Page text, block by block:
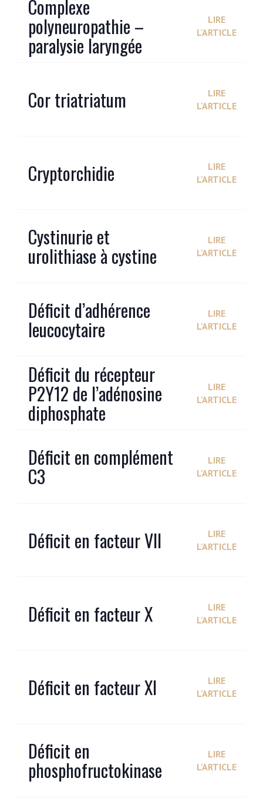
Complexe
polyneuropathie –
paralysie laryngée
LIRE
L'ARTICLE
Cor triatriatum
LIRE
L'ARTICLE
Cryptorchidie
LIRE
L'ARTICLE
Cystinurie et
urolithiase à cystine
LIRE
L'ARTICLE
Déficit d’adhérence
leucocytaire
LIRE
L'ARTICLE
Déficit du récepteur
P2Y12 de l’adénosine
diphosphate
LIRE
L'ARTICLE
Déficit en complément
C3
LIRE
L'ARTICLE
Déficit en facteur VII
LIRE
L'ARTICLE
Déficit en facteur X
LIRE
L'ARTICLE
Déficit en facteur XI
LIRE
L'ARTICLE
Déficit en
phosphofructokinase
LIRE
L'ARTICLE